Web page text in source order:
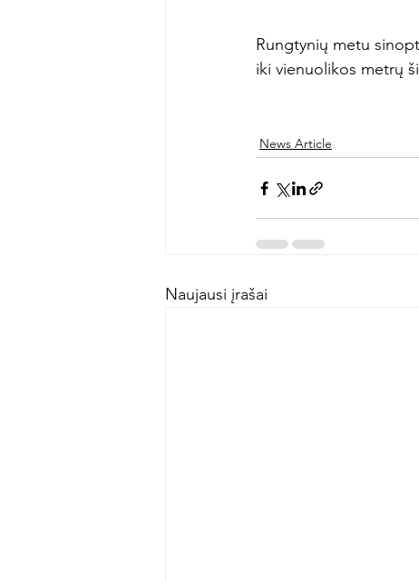
Rungtynių metu
iki vienuolikos metrų
News Article
Naujausi įrašai